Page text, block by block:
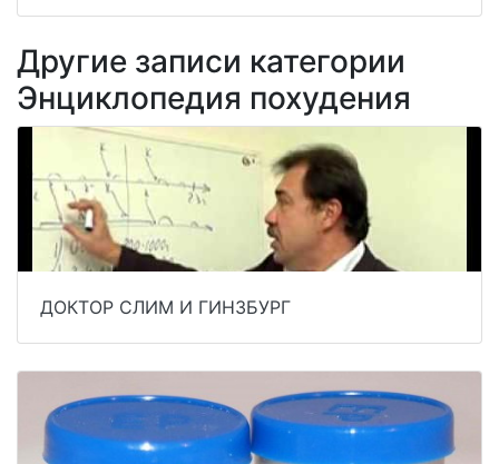
Другие записи категории
Энциклопедия похудения
ДОКТОР СЛИМ И ГИНЗБУРГ